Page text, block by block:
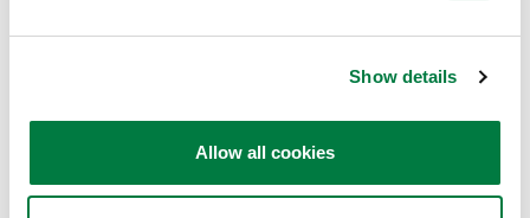
Show details
Allow all cookies
し、ゼロエミッション技術に関する世界最大の研究開発
と実証・PRの場所となることを目指すもので、既に会
国立研究開発法人 産業技術総合研究所（理事長 石村 和
彦）内に設立したゼロエミッション国際共同研究センタ